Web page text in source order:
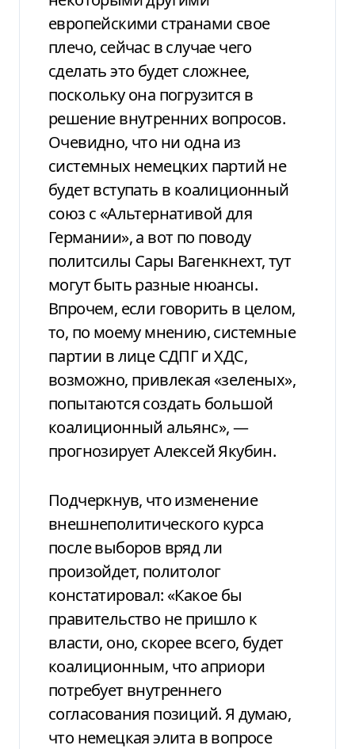
европейскими странами свое
плечо, сейчас в случае чего
сделать это будет сложнее,
поскольку она погрузится в
решение внутренних вопросов.
Очевидно, что ни одна из
системных немецких партий не
будет вступать в коалиционный
союз с «Альтернативой для
Германии», а вот по поводу
политсилы Сары Вагенкнехт, тут
могут быть разные нюансы.
Впрочем, если говорить в целом,
то, по моему мнению, системные
партии в лице СДПГ и ХДС,
возможно, привлекая «зеленых»,
попытаются создать большой
коалиционный альянс», —
прогнозирует Алексей Якубин.
Подчеркнув, что изменение
внешнеполитического курса
после выборов вряд ли
произойдет, политолог
констатировал: «Какое бы
правительство не пришло к
власти, оно, скорее всего, будет
коалиционным, что априори
потребует внутреннего
согласования позиций. Я думаю,
что немецкая элита в вопросе